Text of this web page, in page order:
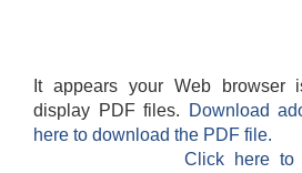
It appears your Web browser
display PDF files.
Download
here to download the PDF file.
Click here to